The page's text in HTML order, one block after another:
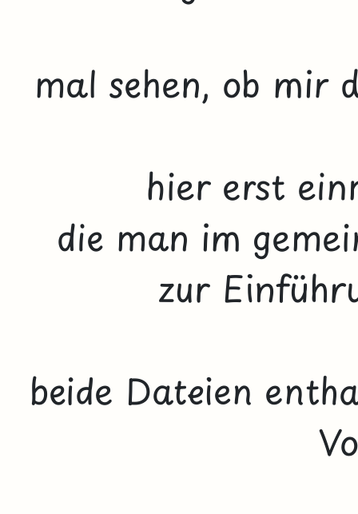
mal sehen, ob mir
hier erst
die man im
zur
beide Dateien